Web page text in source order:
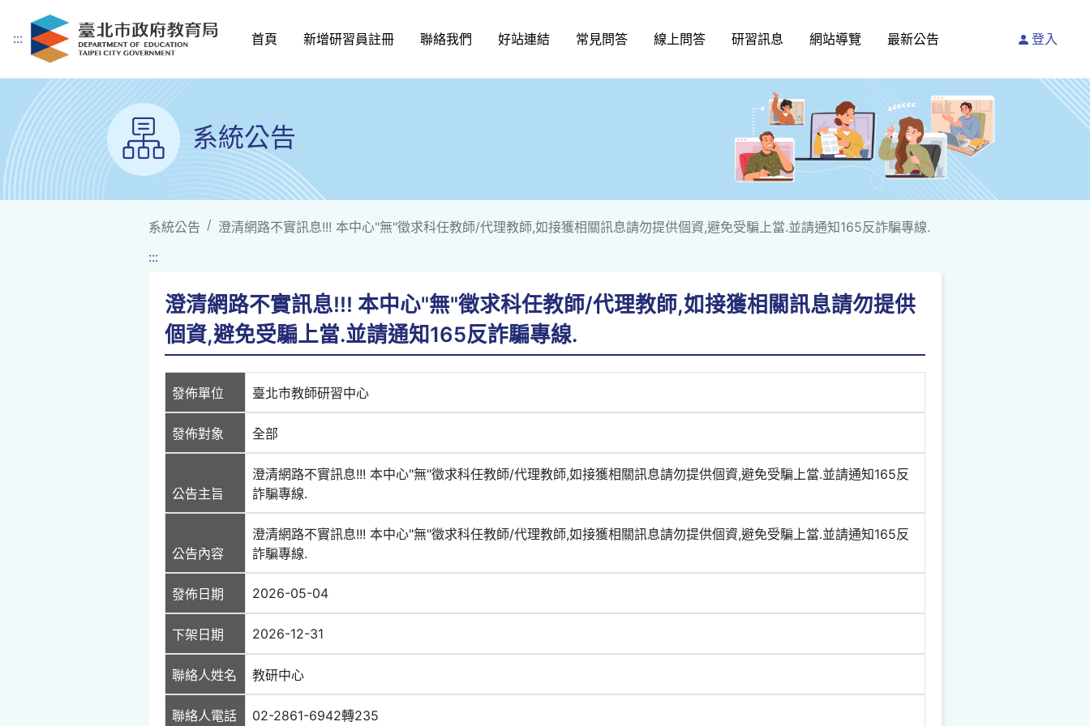
跳到主要內容
::: 首頁 新增研習員註冊 聯絡我們 好站連結 常見問答 線上問答 研習訊息 網站導覽 最新公告 登入
系統公告
系統公告
澄清網路不實訊息!!! 本中心"無"徵求科任教師/代理教師,如接獲相關訊息請勿提供個資,避免受騙上當.並請通知165反詐騙專線.
:::
澄清網路不實訊息!!! 本中心"無"徵求科任教師/代理教師,如接獲相關訊息請勿提供
個資,避免受騙上當.並請通知165反詐騙專線.
發佈單位 臺北市教師研習中心
發佈對象 全部
公告主旨
澄清網路不實訊息!!! 本中心"無"徵求科任教師/代理教師,如接獲相關訊息請勿提供個資,避免受騙上當.並請通知165反
詐騙專線.
公告內容
澄清網路不實訊息!!! 本中心"無"徵求科任教師/代理教師,如接獲相關訊息請勿提供個資,避免受騙上當.並請通知165反
詐騙專線.
發佈日期 2026-05-04
下架日期 2026-12-31
聯絡人姓名 教研中心
聯絡人電話 02-2861-6942轉235